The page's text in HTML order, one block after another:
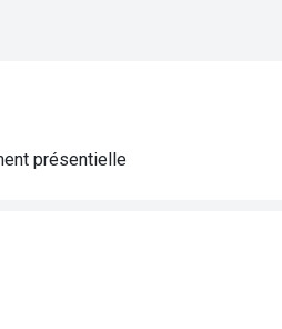
présentielle